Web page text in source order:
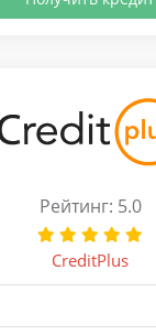
Рейтинг: 5.0
CreditPlus